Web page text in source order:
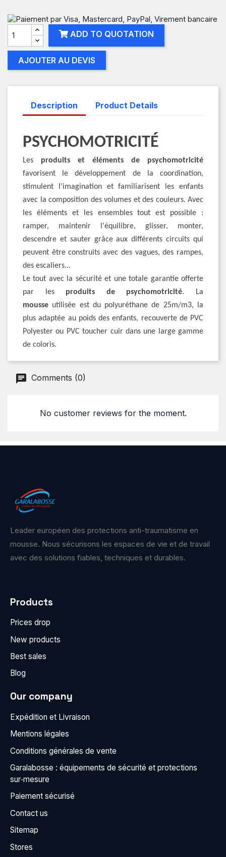
ADD TO QUOTATION
AJOUTER AU DEVIS
Description Product Details
PSYCHOMOTRICITÉ
Les produits et éléments de psychomotricité
favorisent le développement de la coordination,
stimulent l'imagination et familiarisent les enfants
avec la composition des volumes et des couleurs. Avec
les éléments et les ensembles tout est possible :
ramper, maintenir l'équilibre, glisser, monter,
descendre et sauter grâce aux différents circuits qui
peuvent être construits avec des vagues, des rampes,
des escaliers...
Le tout avec la sécurité et une totale garantie offerte
par les produits de psychomotricité. La
mousse utilisée est du polyuréthane de 25m/m3, la
plus adaptée au poids des enfants, recouverte de PVC
Polyester ou PVC toucher cuir dans une large gamme
de coloris.
Comments (0)
No customer reviews for the moment.
Leader européen des protections anti-traumatisme en
mousse. Nous sécurisons les espaces de vie et de travail
avec des solutions fiables, techniques et durables.
Products
Prices drop
New products
Best sales
Blog
Our company
Expédition et Livraison
Mentions légales
Conditions générales de vente
Garalabosse : équipements de sécurité et protections
sur‑mesure
Paiement sécurisé
Contact us
Sitemap
Stores